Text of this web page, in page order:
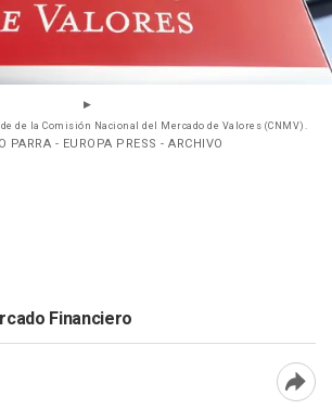
de la Comisión Nacional del Mercado de Valores (CNMV).
PARRA - EUROPA PRESS - ARCHIVO
Financiero